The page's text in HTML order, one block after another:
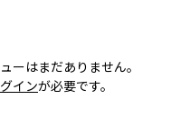
ーはまだありません。
インが必要です。